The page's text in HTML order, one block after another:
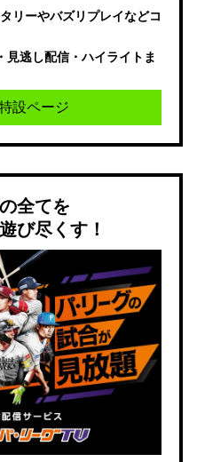
リーやバズリプレイなどコ
見逃し配信・ハイライトま
設ページ
全てを
び尽くす！